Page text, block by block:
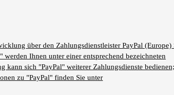
über den Zahlungsdienstleister PayPal (Europe)
Ihnen unter einer entsprechend bezeichneten
kann sich "PayPal" weiterer Zahlungsdienste
zu "PayPal" finden Sie unter